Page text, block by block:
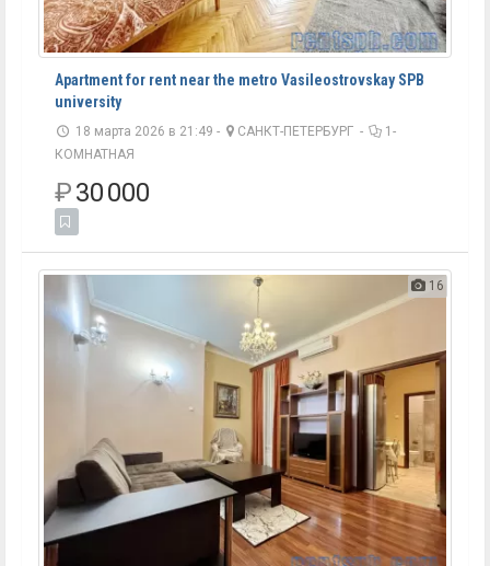
Apartment for rent near the metro Vasileostrovskay SPB
university
18 марта 2026 в 21:49 - САНКТ-ПЕТЕРБУРГ -
1-
КОМНАТНАЯ
₽30 000
16